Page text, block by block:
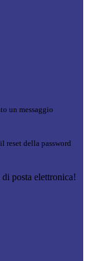
un messaggio
reset della password
posta elettronica!